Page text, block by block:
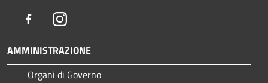
FacebookInstagram
AMMINISTRAZIONE
Organi di Governo